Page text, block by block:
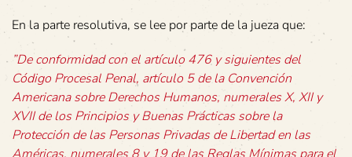
En la parte resolutiva, se lee por parte de la jueza que:
”De conformidad con el artículo 476 y siguientes del
Código Procesal Penal, artículo 5 de la Convención
Americana sobre Derechos Humanos, numerales X, XII y
XVII de los Principios y Buenas Prácticas sobre la
Protección de las Personas Privadas de Libertad en las